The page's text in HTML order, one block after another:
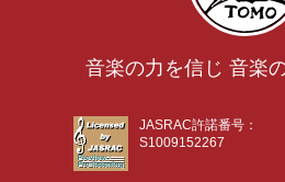
音楽の力を信じ 音楽
JASRAC許諾番号：
S1009152267